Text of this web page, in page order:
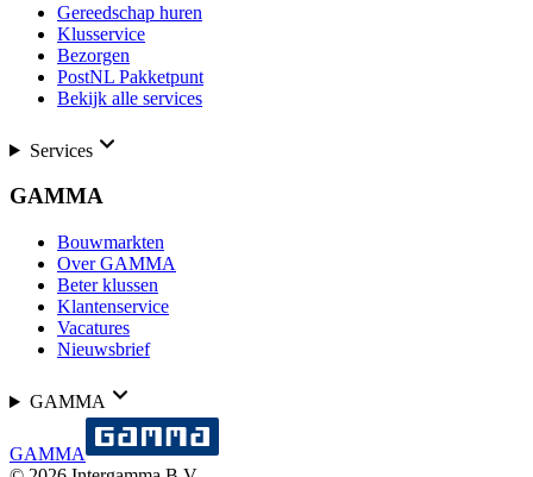
Gereedschap huren
Klusservice
Bezorgen
PostNL Pakketpunt
Bekijk alle services
Services
GAMMA
Bouwmarkten
Over GAMMA
Beter klussen
Klantenservice
Vacatures
Nieuwsbrief
GAMMA
GAMMA